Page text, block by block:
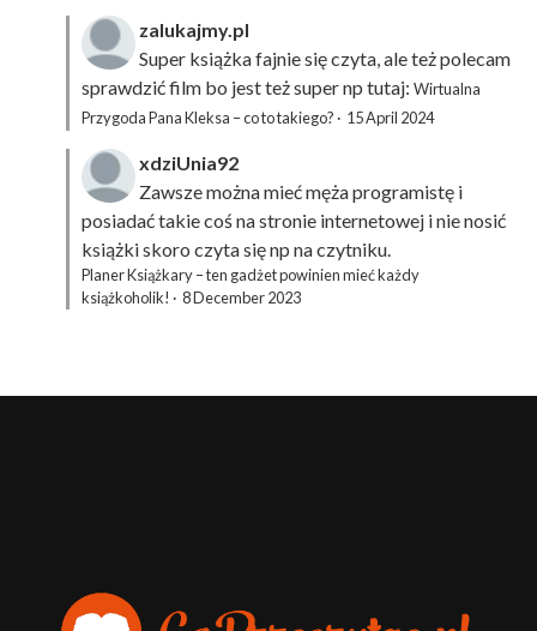
zalukajmy.pl
Super książka fajnie się czyta, ale też polecam
sprawdzić film bo jest też super np tutaj: Wirtualna
Przygoda Pana Kleksa – co to takiego? · 15 April 2024
xdziUnia92
Zawsze można mieć męża programistę i
posiadać takie coś na stronie internetowej i nie nosić
książki skoro czyta się np na czytniku.
Planer Książkary – ten gadżet powinien mieć każdy
książkoholik! · 8 December 2023